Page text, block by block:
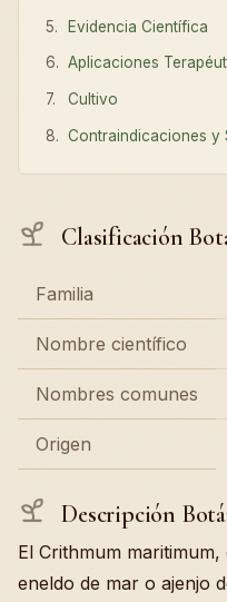
Evidencia Científica
Aplicaciones
Cultivo
Contraindicaciones y
Clasificación
Familia
Nombre científico
Nombres comunes
Origen
Descripción
El Crithmum
eneldo de mar o ajenjo